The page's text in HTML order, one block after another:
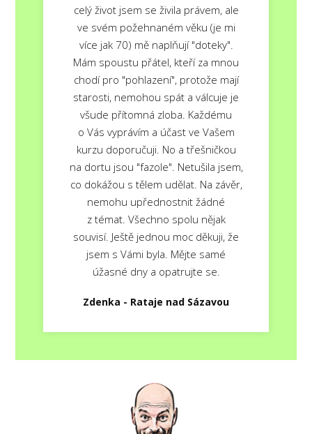
celý život jsem se živila právem, ale
ve svém požehnaném věku (je mi
více jak 70) mě naplňují "doteky".
Mám spoustu přátel, kteří za mnou
chodí pro "pohlazení", protože mají
starosti, nemohou spát a válcuje je
všude přítomná zloba. Každému
o Vás vyprávím a účast ve Vašem
kurzu doporučuji. No a třešničkou
na dortu jsou "fazole". Netušila jsem,
co dokážou s tělem udělat. Na závěr,
nemohu upřednostnit žádné
z témat. Všechno spolu nějak
souvisí. Ještě jednou moc děkuji, že
jsem s Vámi byla. Mějte samé
úžasné dny a opatrujte se.
Zdenka - Rataje nad Sázavou